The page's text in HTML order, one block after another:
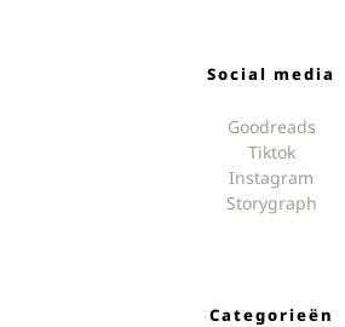
Social media
Goodreads
Tiktok
Instagram
Storygraph
Categorieën